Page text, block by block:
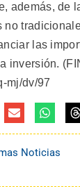
además, de
no
las
inversión.
mj/dv/97
Noticias